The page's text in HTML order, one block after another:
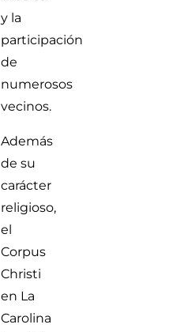
y la
participación
de
numerosos
vecinos.
Además
de su
carácter
religioso,
el
Corpus
Christi
en La
Carolina